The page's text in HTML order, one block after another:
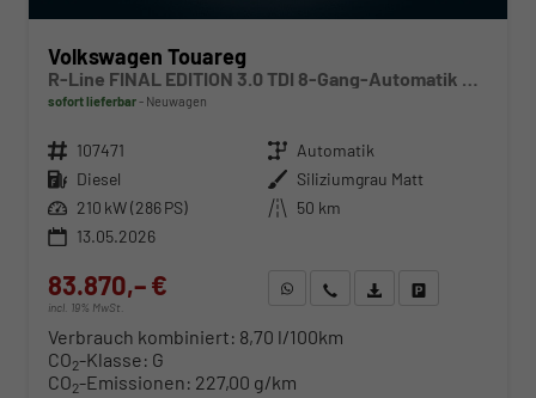
Volkswagen Touareg
R-Line FINAL EDITION 3.0 TDI 8-Gang-Automatik 4MOTION
sofort lieferbar Neuwagen
Fahrzeugnr. 107471 Getriebe Automatik
Kraftstoff Diesel Außenfarbe Siliziumgrau Matt
Leistung 210 kW (286 PS) Kilometerstand 50 km
13.05.2026
83.870,– €
incl. 19% MwSt.
WhatsApp anfragen
Wir rufen Sie anFahrzeugexposé (PDF)
Verbrauch kombiniert: 8,70 l/100km
CO2-Klasse: G
CO2-Emissionen: 227,00 g/km